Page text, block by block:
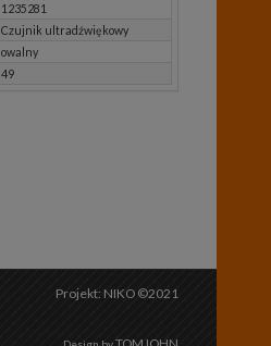
1235281
Czujnik ultradźwiękowy
owalny
49
Projekt: NIKO ©2021